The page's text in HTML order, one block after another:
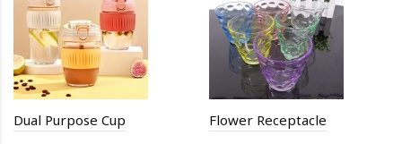
Dual Purpose Cup Flower Receptacle